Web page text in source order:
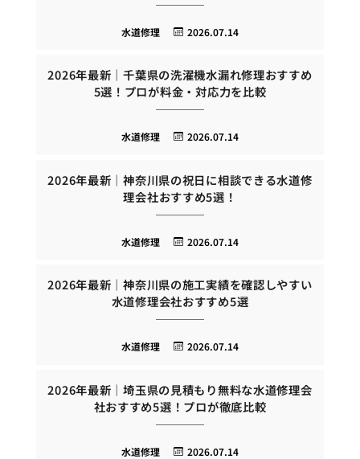
2026.07.14
水道修理
2026年最新｜千葉県の洗濯機水漏れ修理おすすめ
5選！プロが料金・対応力を比較
2026.07.14
水道修理
2026年最新｜神奈川県の祝日に相談できる水道修
理会社おすすめ5選！
2026.07.14
水道修理
2026年最新｜神奈川県の施工実績を確認しやすい
水道修理会社おすすめ5選
2026.07.14
水道修理
2026年最新｜埼玉県の見積もり無料な水道修理会
社おすすめ5選！プロが徹底比較
2026.07.14
水道修理